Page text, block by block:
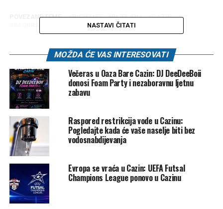
POVEZANE TEME: BICIKLIST BIJELJINA
CAZIN
SAOBRAĆAJNA NESREĆA
Opasne tvrdnje: Prvi čovjek policije RS kaže da Sud i
Tužilaštvo BiH ne postoji, BiH nazvao “nedržavom”
DON'T MISS
Horor u Tešnju: Sedmogodišnjaka pretukli vršnjaci,
morao na hitnu operaciju jer mu je pukao čir od stresa
NASTAVI ČITATI
MOŽDA ĆE VAS INTERESOVATI
Večeras u Oaza Bare Cazin: DJ DeeDeeBoii
donosi Foam Party i nezaboravnu ljetnu
zabavu
Raspored restrikcija vode u Cazinu:
Pogledajte kada će vaše naselje biti bez
vodosnabdijevanja
Evropa se vraća u Cazin: UEFA Futsal
Champions League ponovo u Cazinu